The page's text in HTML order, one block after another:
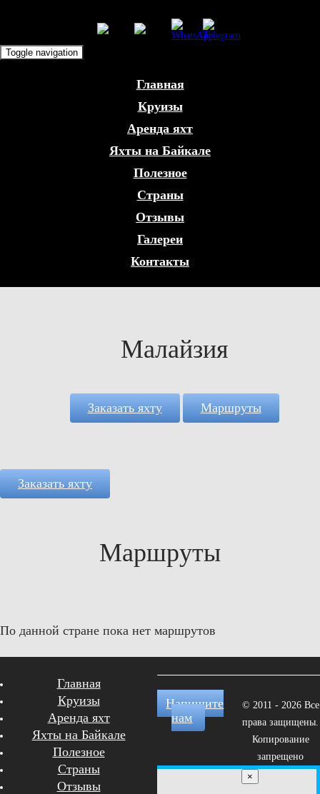
Toggle navigation
Главная
Круизы
Аренда яхт
Яхты на Байкале
Полезное
Страны
Отзывы
Галереи
Контакты
Малайзия
Заказать яхту Маршруты
Заказать яхту
Маршруты
По данной стране пока нет маршрутов
Главная
Круизы
Аренда яхт
Яхты на Байкале
Полезное
Страны
Отзывы
Напишите
нам
© 2011 - 2026 Все
права защищены.
Копирование
запрещено
×